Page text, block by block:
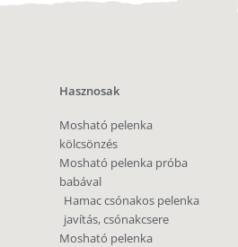
Hasznosak
Mosható pelenka
kölcsönzés
Mosható pelenka próba
babával
Hamac csónakos pelenka
javítás, csónakcsere
Mosható pelenka